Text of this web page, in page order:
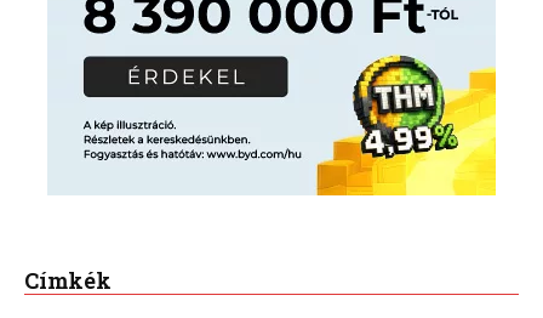
Címkék